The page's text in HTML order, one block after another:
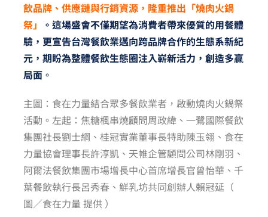
飲品牌、供應鏈與行銷資源，隆重推出「燒肉火鍋
祭」
。這場盛會不僅期望為消費者帶來優質的用餐體
驗，更宣告台灣餐飲業邁向跨品牌合作的生態系新紀
元，期盼為整體餐飲生態圈注入嶄新活力，創造多贏
局面。
主圖：食在力量結合眾多餐飲業者，啟動燒肉火鍋祭
活動。左起：焦糖楓串燒顧問周政緯、一鷺國際餐飲
集團社長劉士綱、桂冠實業董事長特助陳玉翎、食在
力量協會理事長許淳凱、天帷企管顧問公司林剛羽、
阿爾法餐飲集團市場增長中心首席增長官曾怡華、千
葉餐飲執行長呂秀春、鮮乳坊共同創辦人賴冠延（
圖／食在力量 提供 ）